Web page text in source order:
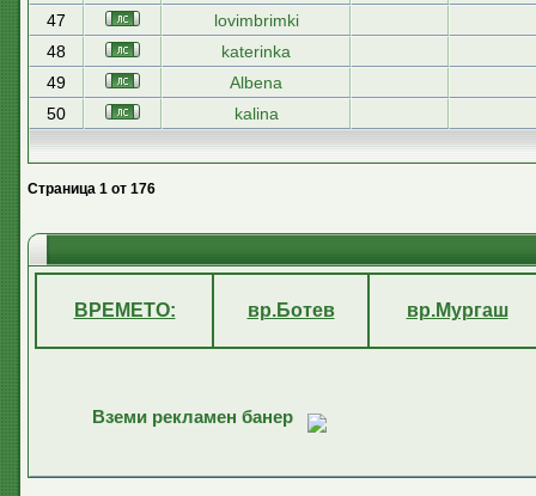
47
lovimbrimki
48
katerinka
49
Albena
50
kalina
Страница 1 от 176
ВРЕМЕТО: вр.Ботев вр.Мургаш
Вземи рекламен банер